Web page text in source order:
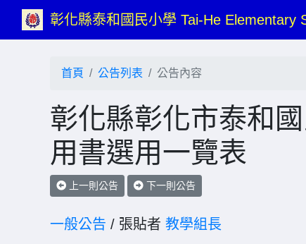
彰化縣泰和國民小學 Tai-He Elementary
首頁 公告列表 公告內容
彰化縣彰化市泰和
用書選用一覽表
上一則公告 下一則公告
一般公告 / 張貼者 教學組長